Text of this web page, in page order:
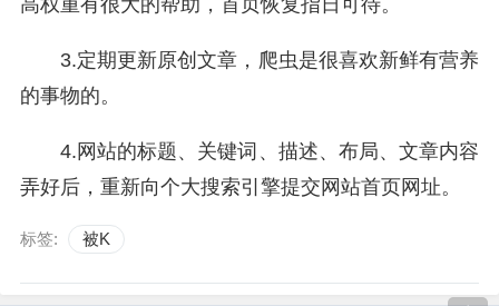
3.定期更新原创文章，爬虫是很喜欢新鲜有营养
的事物的。
4.网站的标题、关键词、描述、布局、文章内容
弄好后，重新向个大搜索引擎提交网站首页网址。
标签: 被K